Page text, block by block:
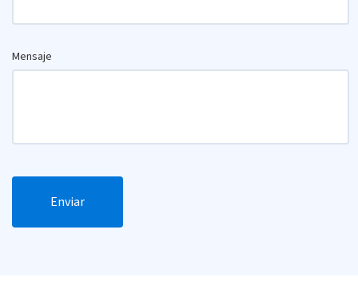
Mensaje
Enviar